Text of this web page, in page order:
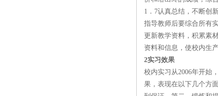
1．7认真总结，不断创
指导教师后要综合所有
更新教学资料，积累素
资料和信息，使校内生
2实习效果
校内实习从2006年开始
果，表现在以下几个方